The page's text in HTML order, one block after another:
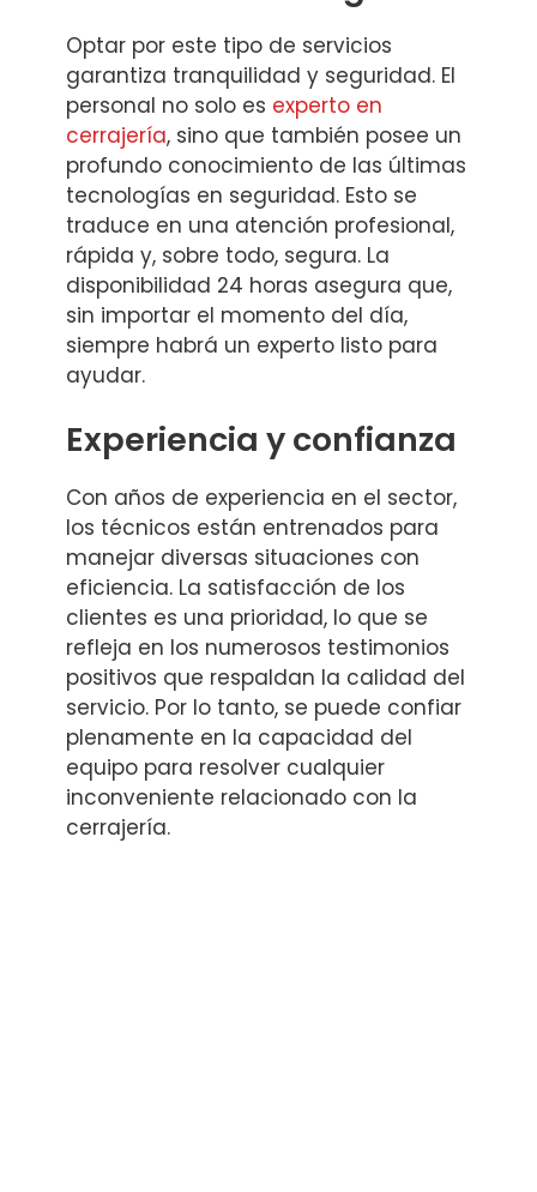
Optar por este tipo de servicios
garantiza tranquilidad y seguridad. El
personal no solo es experto en
cerrajería, sino que también posee un
profundo conocimiento de las últimas
tecnologías en seguridad. Esto se
traduce en una atención profesional,
rápida y, sobre todo, segura. La
disponibilidad 24 horas asegura que,
sin importar el momento del día,
siempre habrá un experto listo para
ayudar.
Experiencia y confianza
Con años de experiencia en el sector,
los técnicos están entrenados para
manejar diversas situaciones con
eficiencia. La satisfacción de los
clientes es una prioridad, lo que se
refleja en los numerosos testimonios
positivos que respaldan la calidad del
servicio. Por lo tanto, se puede confiar
plenamente en la capacidad del
equipo para resolver cualquier
inconveniente relacionado con la
cerrajería.